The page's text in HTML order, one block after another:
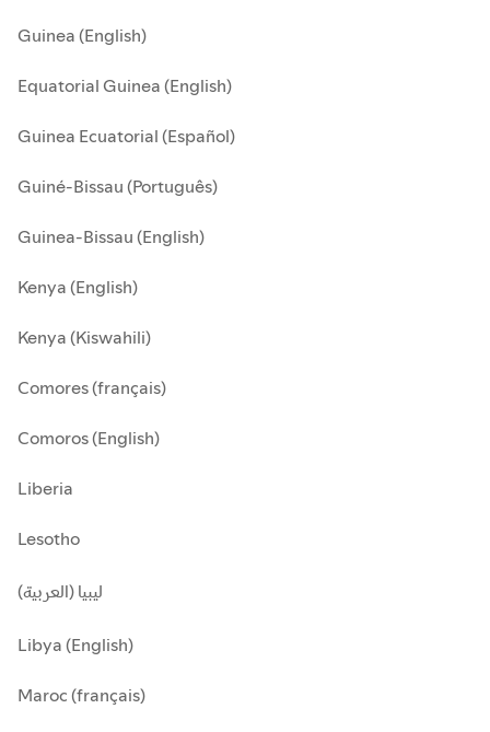
Guinea (English)
Equatorial Guinea (English)
Guinea Ecuatorial (Español)
Guiné-Bissau (Português)
Guinea-Bissau (English)
Kenya (English)
Kenya (Kiswahili)
Comores (français)
Comoros (English)
Liberia
Lesotho
ليبيا (العربية)
Libya (English)
Maroc (français)